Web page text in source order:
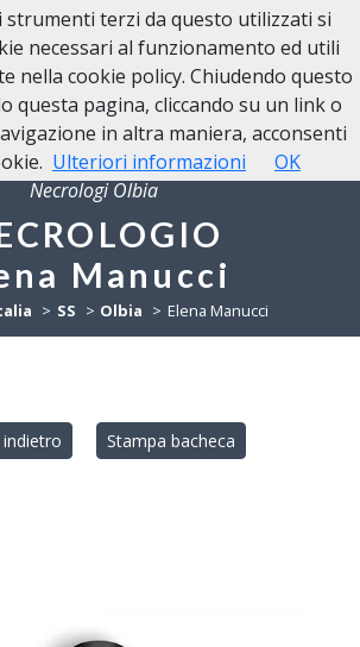
Necrologi Olbia
Manucci
SS Olbia Elena Manucci
Stampa bacheca
strumenti terzi da questo utilizzati si
necessari al funzionamento ed utili
nella cookie policy. Chiudendo questo
questa pagina, cliccando su un link o
in altra maniera, acconsenti
Ulteriori informazioni OK